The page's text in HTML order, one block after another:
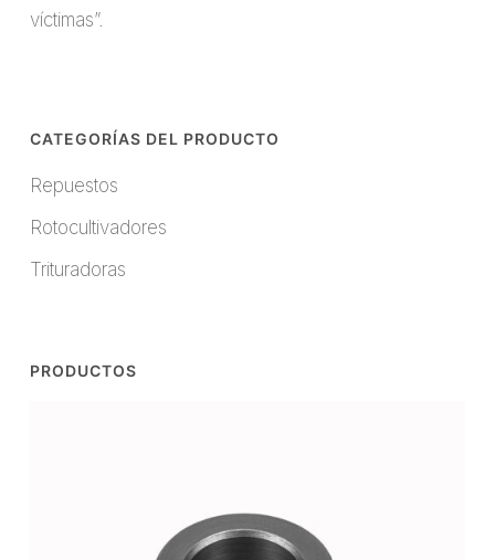
víctimas”.
CATEGORÍAS DEL PRODUCTO
Repuestos
Rotocultivadores
Trituradoras
PRODUCTOS